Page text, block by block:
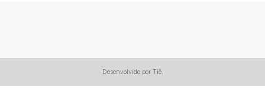
Desenvolvido por Tiê.